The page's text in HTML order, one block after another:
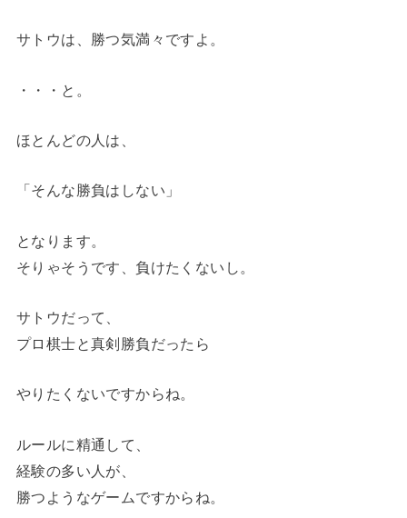
サトウは、勝つ気満々ですよ。
・・・と。
ほとんどの人は、
「そんな勝負はしない」
となります。
そりゃそうです、負けたくないし。
サトウだって、
プロ棋士と真剣勝負だったら
やりたくないですからね。
ルールに精通して、
経験の多い人が、
勝つようなゲームですからね。